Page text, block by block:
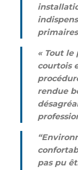
« Tout le
courtois
rendue
pas pu